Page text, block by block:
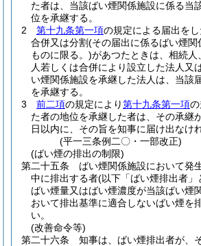
た者は、当該ばい煙関係施設に係る当
位を承継する。
2
第十九条第一項の規定による届出をし
合併又は分割(その届出に係るばい煙関
ものに限る。)があつたときは、相続
人若しくは合併により設立した法人又
い煙関係施設を承継した法人は、当該
を承継する。
3
前二項の規定により第十九条第一項
た者の地位を承継した者は、その承継
日以内に、その旨を知事に届け出なけ
(平一三条例二〇・一部改正)
(ばい煙の排出の制限)
第二十五条
ばい煙関係施設において発
中に排出する者(以下「ばい煙排出者」
ばい煙量又はばい煙濃度が当該ばい煙
おいて排出基準に適合しないばい煙を
い。
(改善命令等)
第二十六条
知事は、ばい煙排出者が、